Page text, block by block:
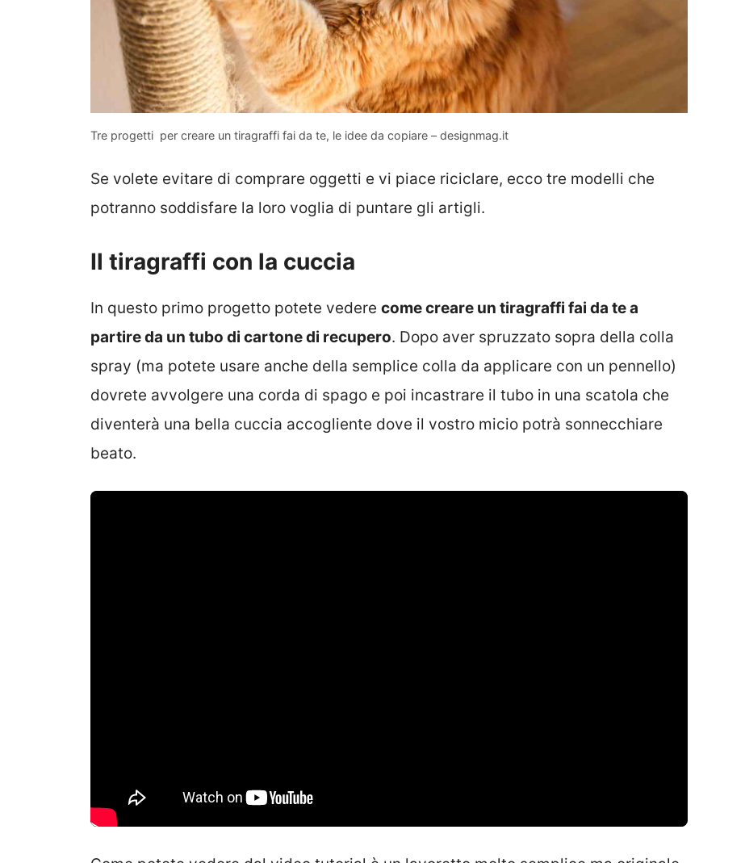
Tre progetti per creare un tiragraffi fai da te, le idee da copiare – designmag.it
Se volete evitare di comprare oggetti e vi piace riciclare, ecco tre modelli che
potranno soddisfare la loro voglia di puntare gli artigli.
Il tiragraffi con la cuccia
In questo primo progetto potete vedere come creare un tiragraffi fai da te a
partire da un tubo di cartone di recupero. Dopo aver spruzzato sopra della colla
spray (ma potete usare anche della semplice colla da applicare con un pennello)
dovrete avvolgere una corda di spago e poi incastrare il tubo in una scatola che
diventerà una bella cuccia accogliente dove il vostro micio potrà sonnecchiare
beato.